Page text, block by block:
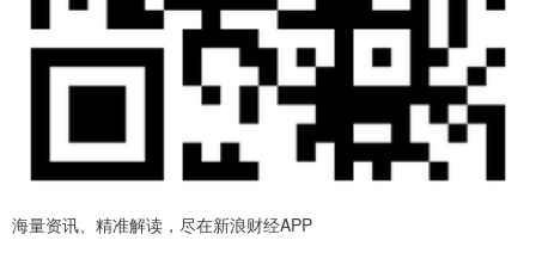
海量资讯、精准解读，尽在新浪财经APP